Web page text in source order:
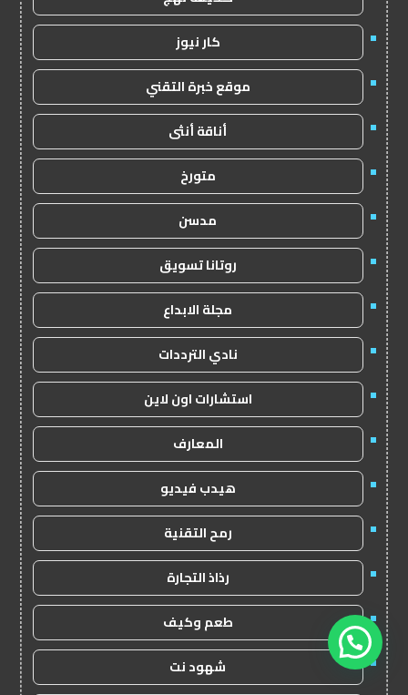
كار نيوز
موقع خبرة التقني
أناقة أنثى
متورخ
مدسن
روتانا تسويق
مجلة الابداع
نادي الترددات
استشارات اون لاين
المعارف
هيدب فيديو
رمح التقنية
رذاذ التجارة
طعم وكيف
شهود نت
تواصل معنا الآن. بخدمتكم 24/7